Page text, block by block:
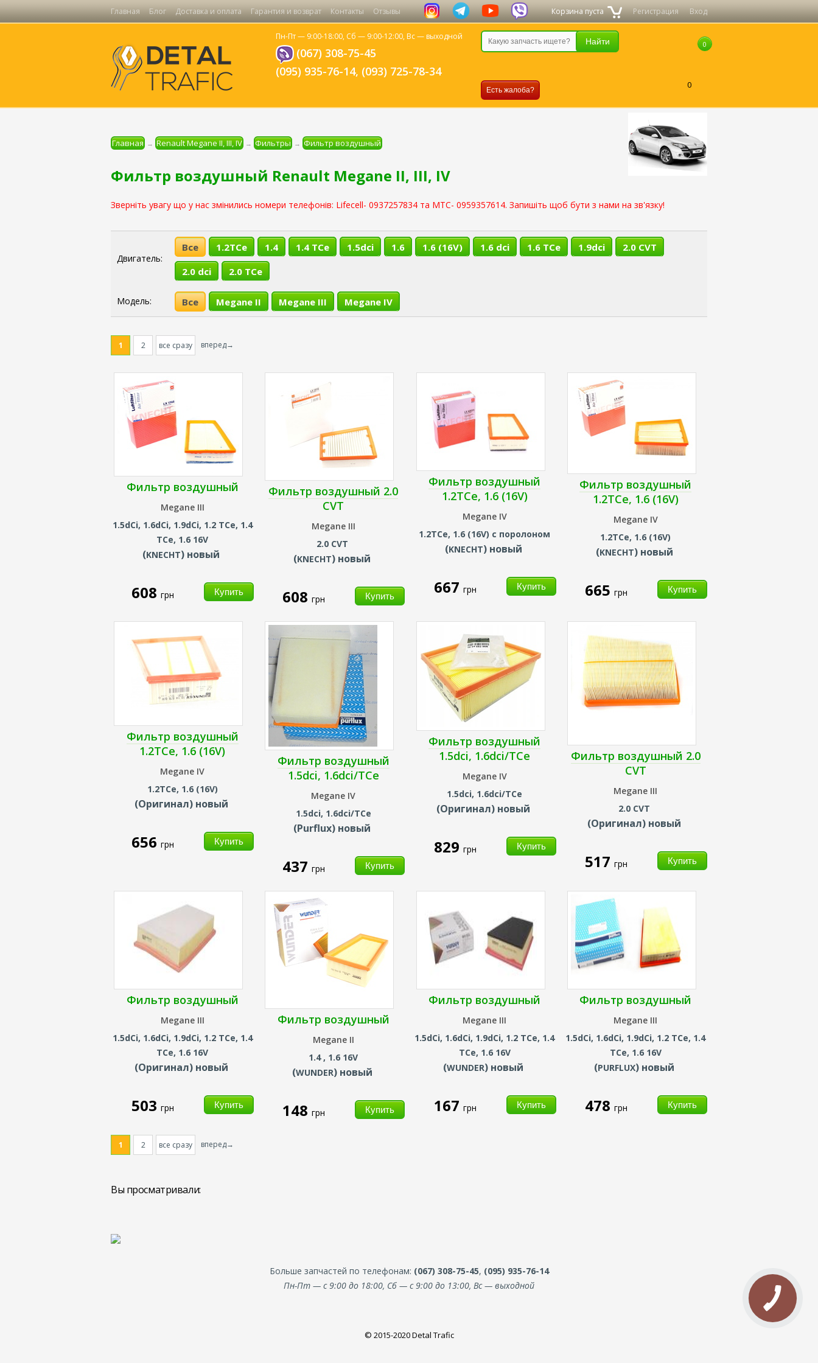
Главная Блог Доставка и оплата Гарантия и возврат Контакты Отзывы Регистрация Вход
Корзина пуста
Пн-Пт — 9:00-18:00, Сб — 9:00-12:00, Вс — выходной
(067) 308-75-45
(095) 935-76-14, (093) 725-78-34
Есть жалоба?
0
0
Главная → Renault Megane II, III, IV → Фильтры → Фильтр воздушный
Фильтр воздушный Renault Megane II, III, IV
Зверніть увагу що у нас змінились номери телефонів: Lifecell- 0937257834 та МТС- 0959357614. Запишіть щоб бути з нами на зв'язку!
Двигатель:
Все 1.2TCe 1.4 1.4 TCe 1.5dci 1.6 1.6 (16V) 1.6 dci 1.6 TCe 1.9dci
2.0 CVT
2.0 dci
2.0 TCe
Модель: Все Megane II Megane III Megane IV
1 2 все сразу вперед→
Фильтр воздушный
Megane III
1.5dCi, 1.6dCi, 1.9dCi, 1.2 TCe, 1.4
TCe, 1.6 16V
(KNECHT) новый
608 грн
Фильтр воздушный 2.0
CVT
Megane III
2.0 CVT
(KNECHT) новый
608грн
Фильтр воздушный
1.2TCe, 1.6 (16V)
Megane IV
1.2TCe, 1.6 (16V) с поролоном
(KNECHT) новый
667 грн
Фильтр воздушный
1.2TCe, 1.6 (16V)
Megane IV
1.2TCe, 1.6 (16V)
(KNECHT) новый
665 грн
Фильтр воздушный
1.2TCe, 1.6 (16V)
Megane IV
1.2TCe, 1.6 (16V)
(Оригинал) новый
656 грн
Фильтр воздушный
1.5dci, 1.6dci/TCe
Megane IV
1.5dci, 1.6dci/TCe
(Purflux) новый
437грн
Фильтр воздушный
1.5dci, 1.6dci/TCe
Megane IV
1.5dci, 1.6dci/TCe
(Оригинал) новый
829 грн
Фильтр воздушный 2.0
CVT
Megane III
2.0 CVT
(Оригинал) новый
517 грн
Фильтр воздушный
Megane III
1.5dCi, 1.6dCi, 1.9dCi, 1.2 TCe, 1.4
TCe, 1.6 16V
(Оригинал) новый
503 грн
Фильтр воздушный
Megane II
1.4 , 1.6 16V
(WUNDER) новый
148грн
Фильтр воздушный
Megane III
1.5dCi, 1.6dCi, 1.9dCi, 1.2 TCe, 1.4
TCe, 1.6 16V
(WUNDER) новый
167 грн
Фильтр воздушный
Megane III
1.5dCi, 1.6dCi, 1.9dCi, 1.2 TCe, 1.4
TCe, 1.6 16V
(PURFLUX) новый
478 грн
1 2 все сразу вперед→
Вы просматривали:
Больше запчастей по телефонам: (067) 308-75-45, (095) 935-76-14
Пн-Пт — с 9:00 до 18:00, Сб — с 9:00 до 13:00, Вс — выходной
© 2015-2020 Detal Trafic